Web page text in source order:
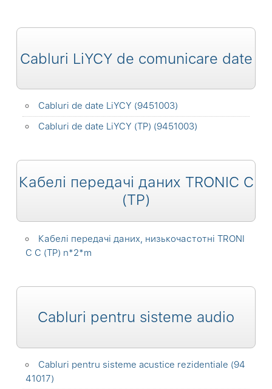
Cabluri LiYCY de comunicare date
Cabluri de date LiYCY (9451003)
Cabluri de date LiYCY (TP) (9451003)
Кабелі передачі даних TRONIC C
(TP)
Кабелі передачі даних, низькочастотні TRONI
C C (TP) n*2*m
Cabluri pentru sisteme audio
Cabluri pentru sisteme acustice rezidentiale (94
41017)